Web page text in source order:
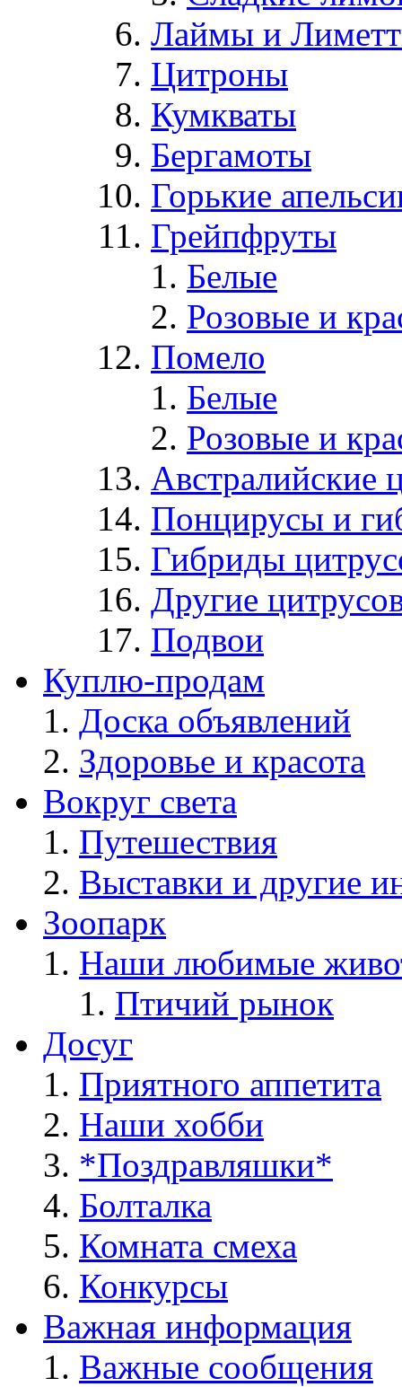
Лаймы и
Цитроны
Кумкваты
Бергамоты
Горькие
Грейпфруты
Белые
Розовые и
Помело
Белые
Розовые и
Австралийские
Понцирусы и
Гибриды
Другие
Подвои
Куплю-продам
Доска объявлений
Здоровье и красота
Вокруг света
Путешествия
Выставки и другие
Зоопарк
Наши любимые
Птичий рынок
Досуг
Приятного аппетита
Наши хобби
*Поздравляшки*
Болталка
Комната смеха
Конкурсы
Важная информация
Важные сообщения